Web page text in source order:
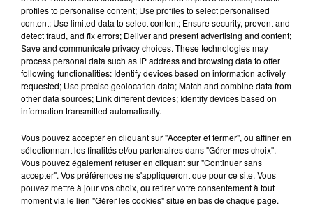
Bélier Taureau Gémeaux
profiles to personalise content; Use profiles to select personalised
content; Use limited data to select content; Ensure security, prevent and
detect fraud, and fix errors; Deliver and present advertising and content;
Save and communicate privacy choices. These technologies may
process personal data such as IP address and browsing data to offer
following functionalities: Identify devices based on information actively
requested; Use precise geolocation data; Match and combine data from
other data sources; Link different devices; Identify devices based on
information transmitted automatically.
Vous pouvez accepter en cliquant sur "Accepter et fermer", ou affiner en
sélectionnant les finalités et/ou partenaires dans "Gérer mes choix".
Vous pouvez également refuser en cliquant sur "Continuer sans
accepter". Vos préférences ne s'appliqueront que pour ce site. Vous
pouvez mettre à jour vos choix, ou retirer votre consentement à tout
moment via le lien "Gérer les cookies" situé en bas de chaque page.